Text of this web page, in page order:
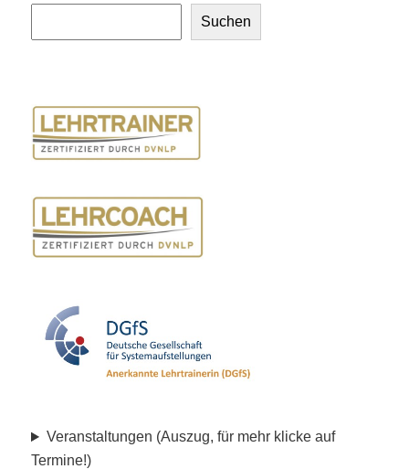
Suchen
Veranstaltungen (Auszug, für mehr klicke auf
Termine!)